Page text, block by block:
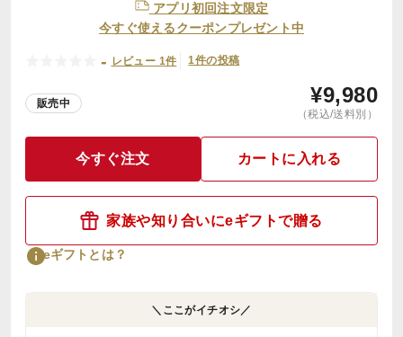
アプリ初回注文限定
今すぐ使えるクーポンプレゼント中
- レビュー 1件 1件の投稿
販売中 ¥9,980
（税込/送料別）
今すぐ注文 カートに入れる
家族や知り合いにeギフトで贈る
eギフトとは？
＼ここがイチオシ／